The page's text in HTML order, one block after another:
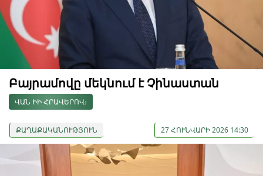
Բայրամովը մեկնում է Չինաստան
ՎԱՆ ԻԻ ՀՐԱՎԵՐՈՎ։
ՔԱՂԱՔԱԿԱՆՈՒԹՅՈՒՆ 27 ՀՈՒՆՎԱՐԻ 2026 14:30